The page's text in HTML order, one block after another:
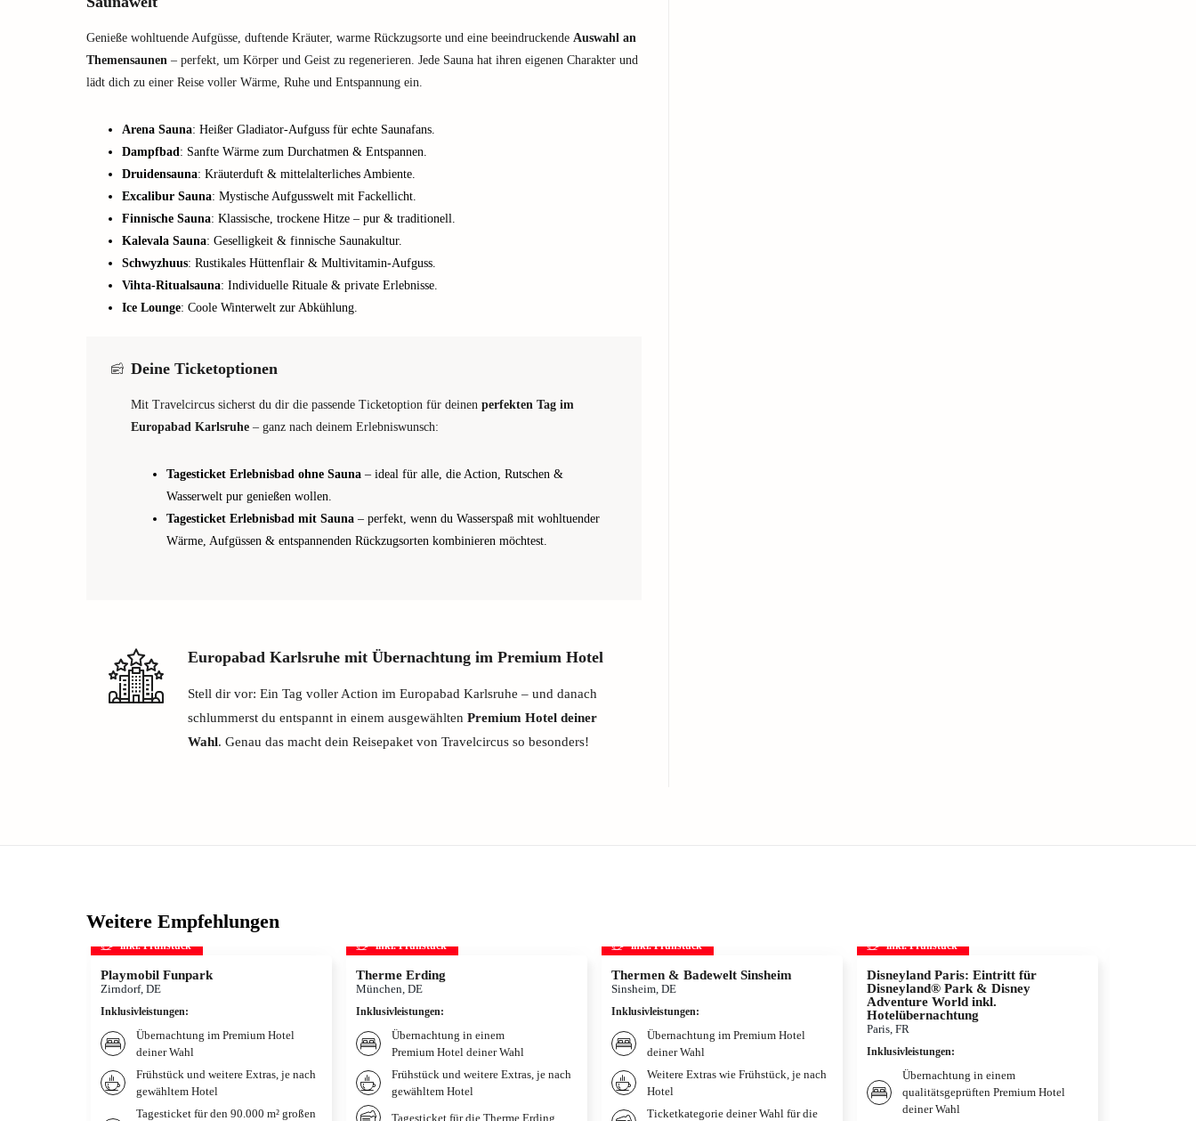
Genieße wohltuende Aufgüsse, duftende Kräuter, warme Rückzugsorte und eine beeindruckende Auswahl an
Themensaunen – perfekt, um Körper und Geist zu regenerieren. Jede Sauna hat ihren eigenen Charakter und
lädt dich zu einer Reise voller Wärme, Ruhe und Entspannung ein.
Arena Sauna: Heißer Gladiator-Aufguss für echte Saunafans.
Dampfbad: Sanfte Wärme zum Durchatmen & Entspannen.
Druidensauna: Kräuterduft & mittelalterliches Ambiente.
Excalibur Sauna: Mystische Aufgusswelt mit Fackellicht.
Finnische Sauna: Klassische, trockene Hitze – pur & traditionell.
Kalevala Sauna: Geselligkeit & finnische Saunakultur.
Schwyzhuus: Rustikales Hüttenflair & Multivitamin-Aufguss.
Vihta-Ritualsauna: Individuelle Rituale & private Erlebnisse.
Ice Lounge: Coole Winterwelt zur Abkühlung.
Deine Ticketoptionen
Mit Travelcircus sicherst du dir die passende Ticketoption für deinen perfekten Tag im
Europabad Karlsruhe – ganz nach deinem Erlebniswunsch:
Tagesticket Erlebnisbad ohne Sauna – ideal für alle, die Action, Rutschen &
Wasserwelt pur genießen wollen.
Tagesticket Erlebnisbad mit Sauna – perfekt, wenn du Wasserspaß mit wohltuender
Wärme, Aufgüssen & entspannenden Rückzugsorten kombinieren möchtest.
Europabad Karlsruhe mit Übernachtung im Premium Hotel
Stell dir vor: Ein Tag voller Action im Europabad Karlsruhe – und danach
schlummerst du entspannt in einem ausgewählten Premium Hotel deiner
Wahl. Genau das macht dein Reisepaket von Travelcircus so besonders!
Weitere Empfehlungen
inkl. Frühstück
Playmobil Funpark
Zirndorf, DE
Inklusivleistungen:
Übernachtung im Premium Hotel
deiner Wahl
Frühstück und weitere Extras, je nach
gewähltem Hotel
Tagesticket für den 90.000 m² großen
inkl. Frühstück
Therme Erding
München, DE
Inklusivleistungen:
Übernachtung in einem
Premium Hotel deiner Wahl
Frühstück und weitere Extras, je nach
gewähltem Hotel
Tagesticket für die Therme Erding
inkl. Frühstück
Thermen & Badewelt Sinsheim
Sinsheim, DE
Inklusivleistungen:
Übernachtung im Premium Hotel
deiner Wahl
Weitere Extras wie Frühstück, je nach
Hotel
Ticketkategorie deiner Wahl für die
inkl. Frühstück
Disneyland Paris: Eintritt für
Disneyland® Park & Disney
Adventure World inkl.
Hotelübernachtung
Paris, FR
Inklusivleistungen:
Übernachtung in einem
qualitätsgeprüften Premium Hotel
deiner Wahl